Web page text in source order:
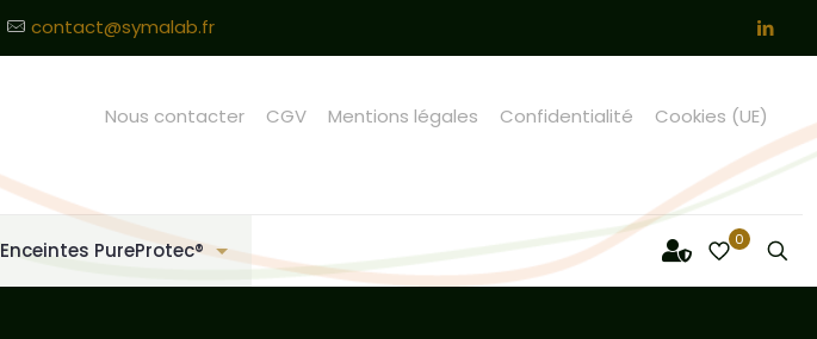
contact@symalab.fr
Enceintes PureProtec®
Nous contacter CGV Mentions légales Confidentialité Cookies (UE)
0